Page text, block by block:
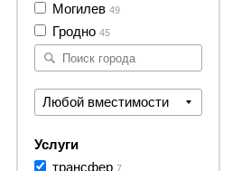
Могилев 49
Гродно 45
Любой вместимости
Услуги
трансфер 7